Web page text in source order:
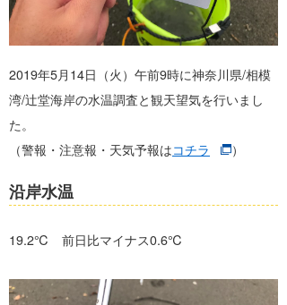
2019年5月14日（火）午前9時に神奈川県/相模
湾/辻堂海岸の水温調査と観天望気を行いまし
た。
（警報・注意報・天気予報はコチラ ）
沿岸水温
19.2℃ 前日比マイナス0.6℃
☆加藤
banpaku
唐澤予報士
塚本予報士
ライター
岡崎友子
一色ボート